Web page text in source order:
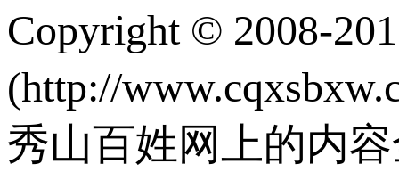
Copyright © 2008-
(http://
秀山百姓网上的内